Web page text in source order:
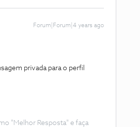
Forum|Forum|4 years ago
privada para o perfil
"Melhor Resposta" e faça